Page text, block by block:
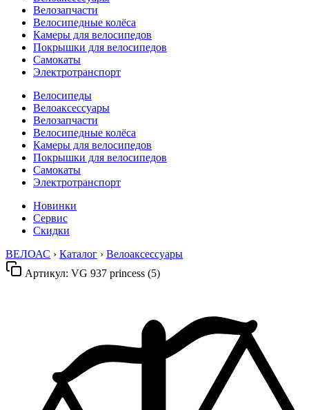
Велозапчасти
Велосипедные колёса
Камеры для велосипедов
Покрышки для велосипедов
Самокаты
Электротранспорт
Велосипеды
Велоаксессуары
Велозапчасти
Велосипедные колёса
Камеры для велосипедов
Покрышки для велосипедов
Самокаты
Электротранспорт
Новинки
Сервис
Скидки
ВЕЛОАС › Каталог › Велоаксессуары
Артикул: VG 937 princess (5)